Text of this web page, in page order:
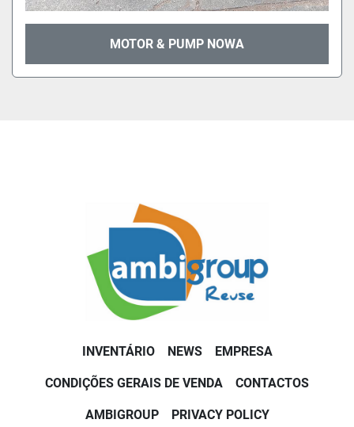
MOTOR & PUMP NOWA
INVENTÁRIO NEWS EMPRESA
CONDIÇÕES GERAIS DE VENDA CONTACTOS
AMBIGROUP PRIVACY POLICY